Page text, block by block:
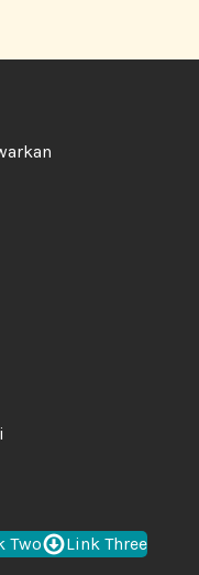
Two Link Three